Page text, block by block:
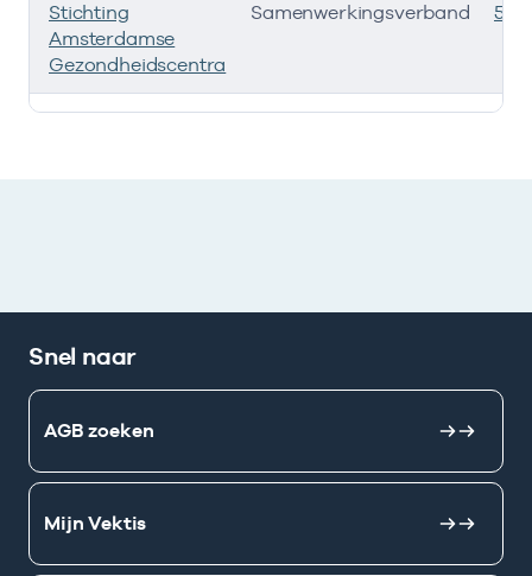
Deze onderneming heeft een relatie met de volgende
Stichting
Amsterdamse
Gezondheidscentra
Samenwerkingsverband
Snel naar
AGB zoeken
Mijn Vektis